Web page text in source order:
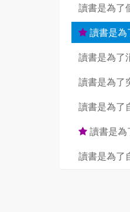
讀書是為了
讀書是為
讀書是為了
讀書是為了
讀書是為了
讀書是為
讀書是為了